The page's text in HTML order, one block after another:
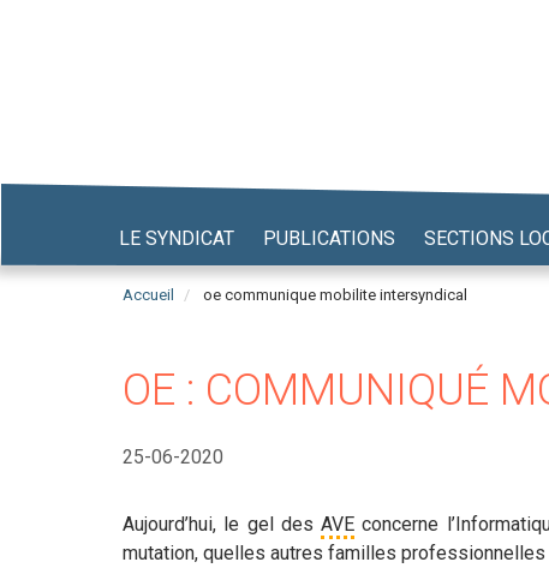
LE SYNDICAT PUBLICATIONS SECTIONS
Accueil oe communique mobilite intersyndical
OE : COMMUNIQUÉ
25-06-2020
Aujourd’hui, le gel desAVE concerne
mutation, quelles autres familles